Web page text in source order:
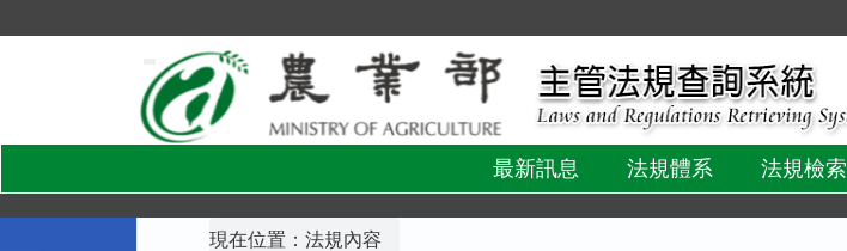
到
區
最新訊息 法規體系 法規檢索
現在位置：法規內容